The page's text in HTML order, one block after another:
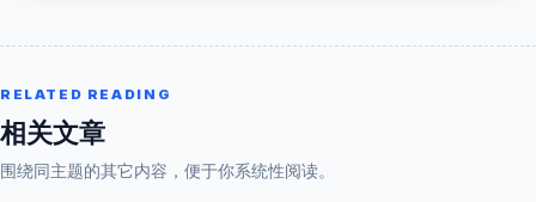
RELATED READING
相关文章
围绕同主题的其它内容，便于你系统性阅读。